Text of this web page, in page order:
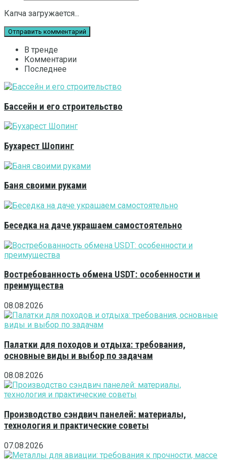
Капча загружается...
В тренде
Комментарии
Последнее
Бассейн и его строительство
Бухарест Шопинг
Баня своими руками
Беседка на даче украшаем самостоятельно
Востребованность обмена USDT: особенности и
преимущества
08.08.2026
Палатки для походов и отдыха: требования,
основные виды и выбор по задачам
08.08.2026
Производство сэндвич панелей: материалы,
технология и практические советы
07.08.2026